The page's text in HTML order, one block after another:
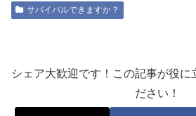
サバイバルできますか？
シェア大歓迎です！この記事が役に
ださい！